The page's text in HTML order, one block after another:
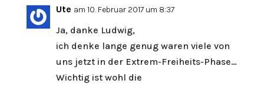
Ute am 10. Februar 2017 um 8:37
Ja, danke Ludwig,
ich denke lange genug waren viele von
uns jetzt in der Extrem-Freiheits-Phase…
Wichtig ist wohl die